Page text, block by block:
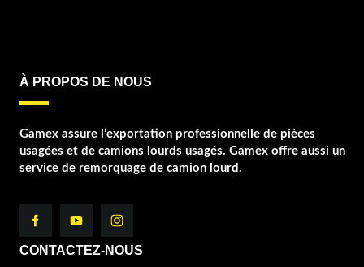
À PROPOS DE NOUS
Gamex assure l’exportation professionnelle de pièces
usagées et de camions lourds usagés. Gamex offre aussi un
service de remorquage de camion lourd.
CONTACTEZ-NOUS